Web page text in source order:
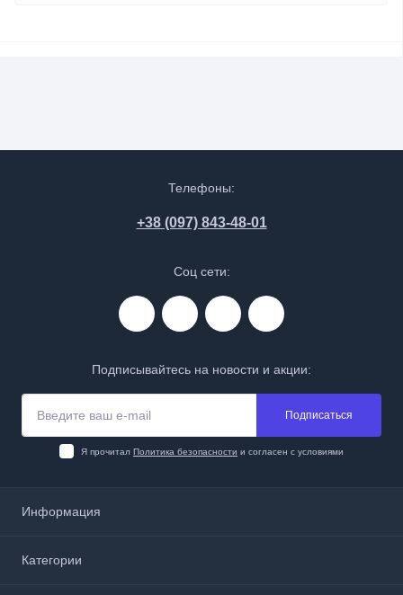
Телефоны:
+38 (097) 843-48-01
Соц сети:
Подписывайтесь на новости и акции:
Подписаться
Я прочитал Политика безопасности и согласен с условиями
Информация
Доставка и оплата
Категории